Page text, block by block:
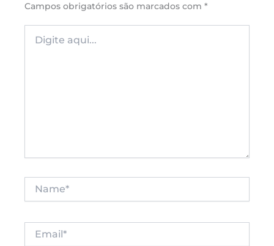
Campos obrigatórios são marcados com*
aqui...